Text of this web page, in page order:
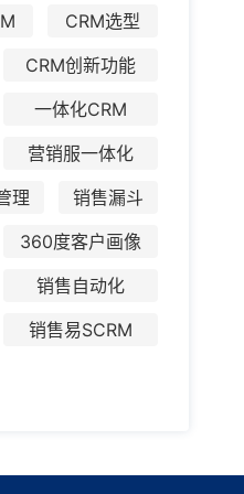
CRM选型
CRM创新功能
一体化CRM
营销服一体化
理
销售漏斗
360度客户画像
销售自动化
销售易SCRM